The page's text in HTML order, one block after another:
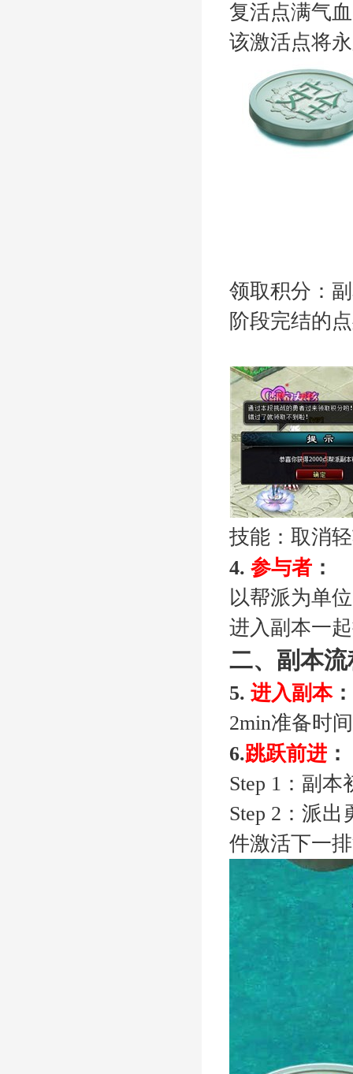
复活点满气
该激活点将
领取积分：
阶段完结的
技能 ： 取消
4. 参与者 ：
以帮派为单
进入副本一起
二、 副本流
5. 进入副本：
2min准备时
6.跳跃前进 ：
Step 1 ：副本
Step 2：派出
件激活下一